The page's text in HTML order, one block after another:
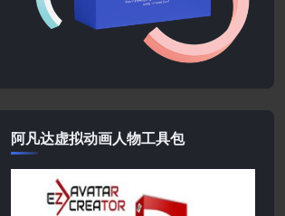
阿凡达虚拟动画人物工具包